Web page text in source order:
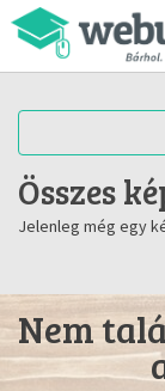
Összes
Jelenleg még egy
Nem